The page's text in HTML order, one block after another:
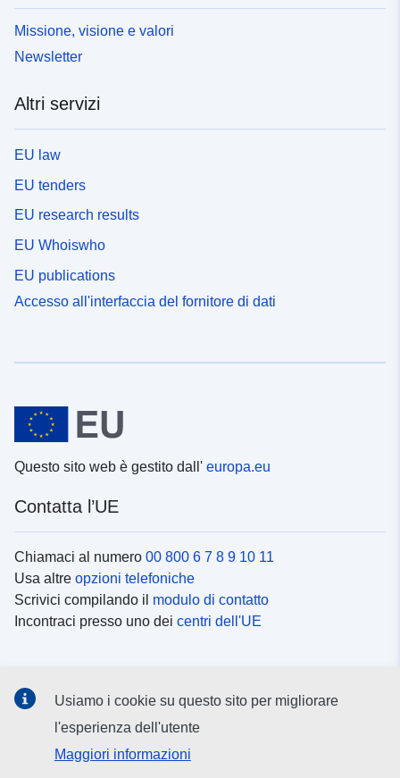
Missione, visione e valori
Newsletter
Altri servizi
EU law
EU tenders
EU research results
EU Whoiswho
EU publications
Accesso all'interfaccia del fornitore di dati
Questo sito web è gestito dall' europa.eu
Contatta l’UE
Chiamaci al numero 00 800 6 7 8 9 10 11
Usa altre opzioni telefoniche
Scrivici compilando il modulo di contatto
Incontraci presso uno dei centri dell'UE
Cerca icanali social
Usiamo i cookie su questo sito per migliorare
l'esperienza dell'utente
Maggiori informazioni